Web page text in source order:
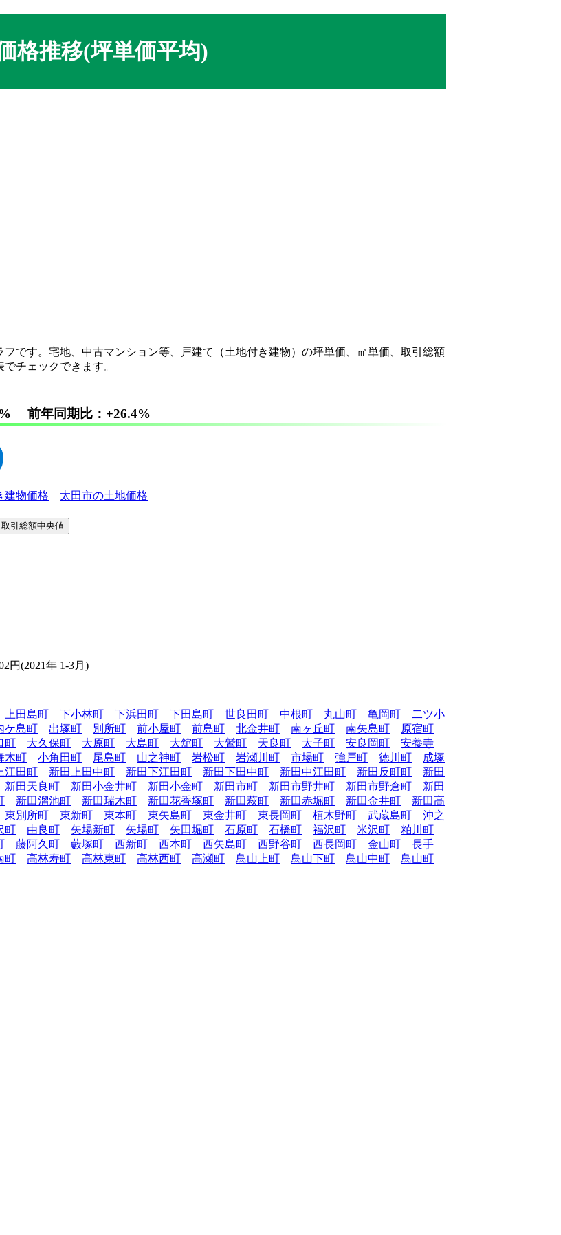
格推移(坪単価平均)
です。宅地、中古マンション等、戸建て（土地付き建物）の坪単価、㎡単価、取引総額
チェックできます。
前年同期比：+26.4%
建物価格 太田市の土地価格
円(2021年 1-3月)
上田島町 下小林町 下浜田町 下田島町 世良田町 中根町 丸山町 亀岡町
二ツ小
ケ島町 出塚町 別所町 前小屋町 前島町 北金井町 南ヶ丘町 南矢島町
原宿町
町 大久保町 大原町 大島町 大舘町 大鷲町 天良町 太子町 安良岡町
安養寺
木町 小角田町 尾島町 山之神町 岩松町 岩瀬川町 市場町 強戸町 徳川町
成塚
江田町 新田上田中町 新田下江田町 新田下田中町 新田中江田町 新田反町町
新田
新田天良町 新田小金井町 新田小金町 新田市町 新田市野井町 新田市野倉町
新田
新田溜池町 新田瑞木町 新田花香塚町 新田萩町 新田赤堀町 新田金井町
新田高
東別所町 東新町 東本町 東矢島町 東金井町 東長岡町 植木野町 武蔵島町
沖之
町 由良町 矢場新町 矢場町 矢田堀町 石原町 石橋町 福沢町 米沢町
粕川町
藤阿久町 藪塚町 西新町 西本町 西矢島町 西野谷町 西長岡町 金山町
長手
町 高林寿町 高林東町 高林西町 高瀬町 鳥山上町 鳥山下町 鳥山中町
鳥山町